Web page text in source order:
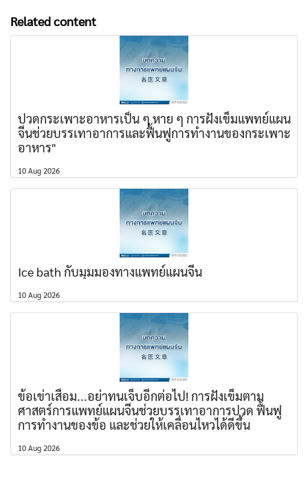
Related content
ปวดกระเพาะอาหารเป็น ๆ หาย ๆ การฝังเข็มแพทย์แผน
จีนช่วยบรรเทาอาการและฟื้นฟูการทำงานของกระเพาะ
อาหาร"
10 Aug 2026
Ice bath กับมุมมองทางแพทย์แผนจีน
10 Aug 2026
ข้อเข่าเสื่อม...อย่าทนเจ็บอีกต่อไป! การฝังเข็มตาม
ศาสตร์การแพทย์แผนจีนช่วยบรรเทาอาการปวด ฟื้นฟู
การทำงานของข้อ และช่วยให้เคลื่อนไหวได้ดีขึ้น
10 Aug 2026